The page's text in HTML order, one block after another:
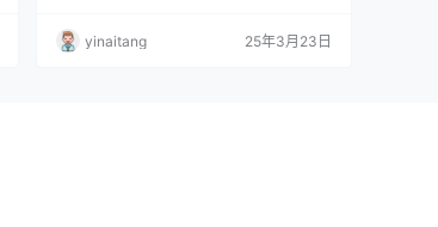
的世界。在这个世界里，人类的负面情感会
化为诅咒，威胁着人们的日常生活，而诅咒
yinaitang 25年3月23日